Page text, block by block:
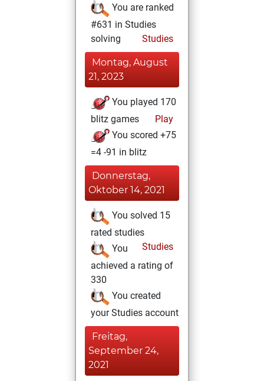
You are ranked
#631 in Studies
solving
Studies
Montag, August
21, 2023
You played 170
blitz games
Play
You scored +75
=4 -91 in blitz
Donnerstag,
Oktober 14, 2021
You solved 15
rated studies
Studies
You
achieved a rating of
330
You created
your Studies account
Freitag,
September 24,
2021